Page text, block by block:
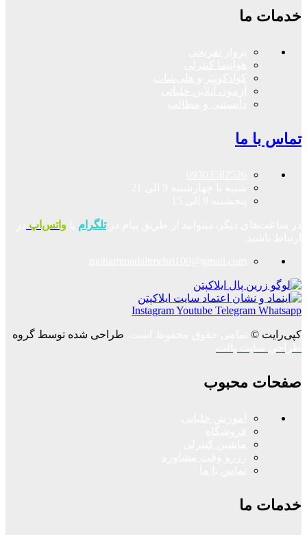
خدمات ما
تماس با ما
در ساعت‌های دیگر،میتوانید از طریق پیام درتلگرام واتس‌اپ
InstagramYoutube Telegram Whatsapp
کپی‌رایت ©
طراحی شده توسط گروه
صفحات محبوب
خدمات ما